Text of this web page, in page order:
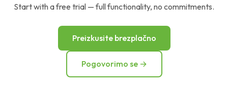
Start with a free trial — full functionality, no commitments.
Preizkusite brezplačno
Pogovorimo se →